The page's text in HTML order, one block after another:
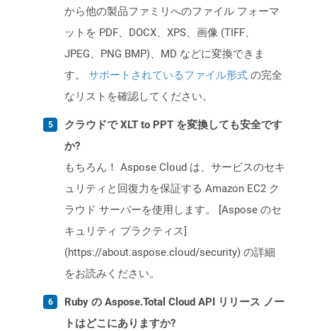
から他の製品ファミリへのファイル フォーマ
ットを PDF、DOCX、XPS、画像 (TIFF、
JPEG、PNG BMP)、MD などに変換できま
す。 サポートされているファイル形式 の完全
なリストを確認してください。
クラウドで XLT to PPT を変換しても安全です
か?
もちろん！ Aspose Cloud は、サービスのセキ
ュリティと回復力を保証する Amazon EC2 ク
ラウド サーバーを使用します。 [Aspose のセ
キュリティ プラクティス]
(https://about.aspose.cloud/security) の詳細
をお読みください。
Ruby の Aspose.Total Cloud API リリース ノー
トはどこにありますか?